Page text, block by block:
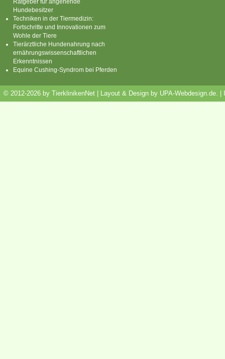
Hundebesitzer
Techniken in der Tiermedizin:
Fortschritte und Innovationen zum
Wohle der Tiere
Tierärztliche Hundenahrung nach
ernährungswissenschaftlichen
Erkenntnissen
Equine Cushing-Syndrom bei Pferden
© 2012-2026 by TierklinikenNet | Layout & Design by UPA-Webdesign.de.